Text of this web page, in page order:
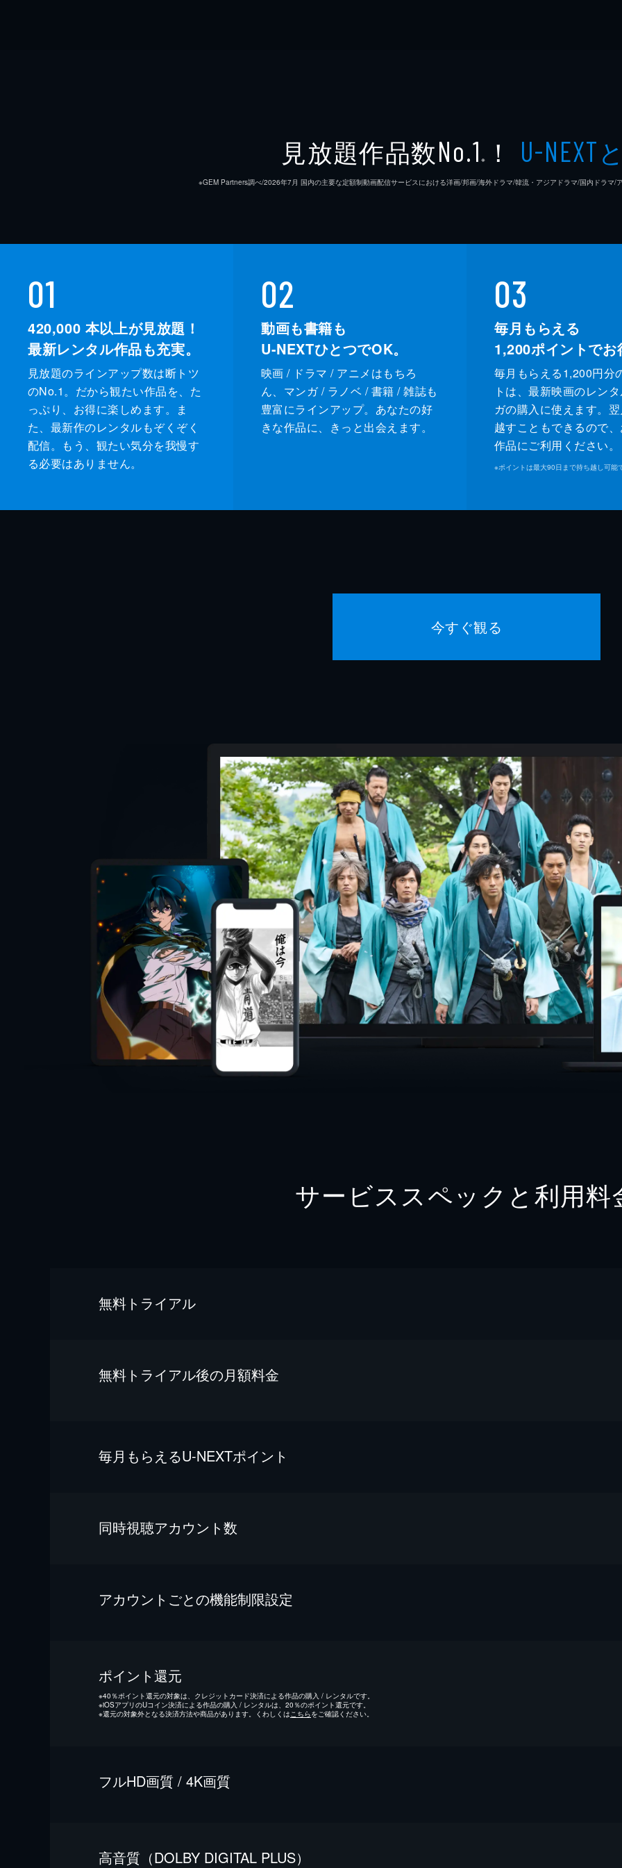
見放題作品数No.1 ※ ！ U-NEXT
※GEM Partners調べ/2026年7⽉ 国内の主要な定額制動画配信サービスにおける洋画/邦画/海外ドラマ/韓流・アジアドラマ/国内ドラマ/
01
420,000 本以上が見放題！
最新レンタル作品も充実。
見放題のラインアップ数は断トツ
のNo.1。だから観たい作品を、た
っぷり、お得に楽しめます。ま
た、最新作のレンタルもぞくぞく
配信。もう、観たい気分を我慢す
る必要はありません。
02
動画も書籍も
U-NEXTひとつでOK。
映画 / ドラマ / アニメはもちろ
ん、マンガ / ラノベ / 書籍 / 雑誌も
豊富にラインアップ。あなたの好
きな作品に、きっと出会えます。
03
毎月もらえる
1,200ポイントでお
毎月もらえる1,200円分
トは、最新映画のレン
ガの購入に使えます。
越すこともできるので
作品にご利用ください。
※ポイントは最大90日まで持ち越し可能
今すぐ観る
サービススペックと利用料
無料トライアル
無料トライアル後の⽉額料金
毎⽉もらえるU-NEXTポイント
同時視聴アカウント数
アカウントごとの機能制限設定
ポイント還元
※40％ポイント還元の対象は、クレジットカード決済による作品の購入 / レンタルです。
※iOSアプリのUコイン決済による作品の購入 / レンタルは、20％のポイント還元です。
※還元の対象外となる決済方法や商品があります。くわしくは こちらをご確認ください。
フルHD画質 / 4K画質
⾼⾳質（DOLBY DIGITAL PLUS）